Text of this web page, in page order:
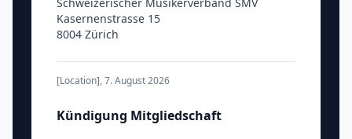
Kasernenstrasse 15
8004 Zürich
[Location],7. August 2026
Kündigung Mitgliedschaft